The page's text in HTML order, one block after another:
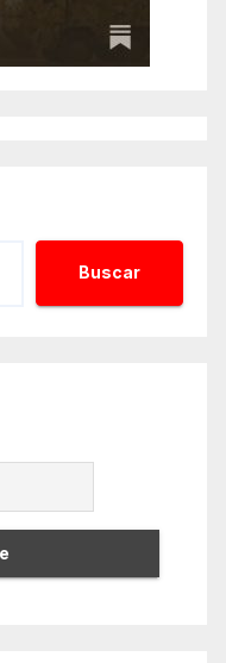
Buscar